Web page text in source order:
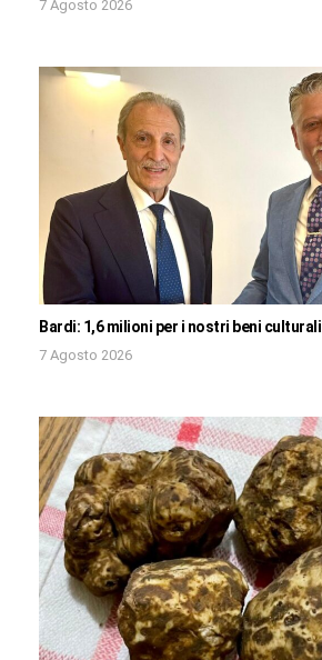
7 Agosto 2026
Bardi: 1,6 milioni per i nostri beni culturali
7 Agosto 2026